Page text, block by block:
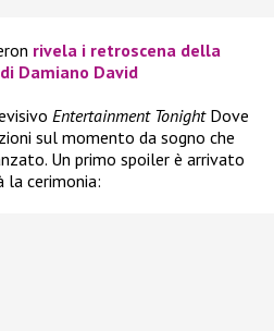
rivela i retroscena della
Damiano David
Entertainment Tonight Dove
sul momento da sogno che
Un primo spoiler è arrivato
la cerimonia: